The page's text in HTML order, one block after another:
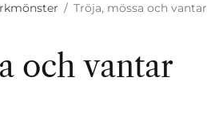
/ Tröja, mössa och vantar
och vantar